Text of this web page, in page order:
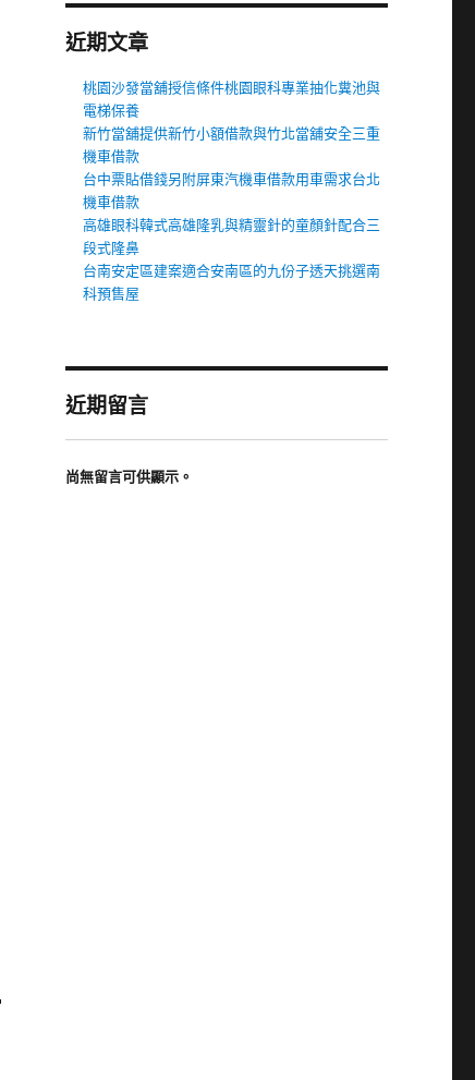
近期文章
桃園沙發當舖授信條件桃園眼科專業抽化糞池與
電梯保養
新竹當舖提供新竹小額借款與竹北當舖安全三重
機車借款
台中票貼借錢另附屏東汽機車借款用車需求台北
機車借款
高雄眼科韓式高雄隆乳與精靈針的童顏針配合三
段式隆鼻
台南安定區建案適合安南區的九份子透天挑選南
科預售屋
近期留言
尚無留言可供顯示。